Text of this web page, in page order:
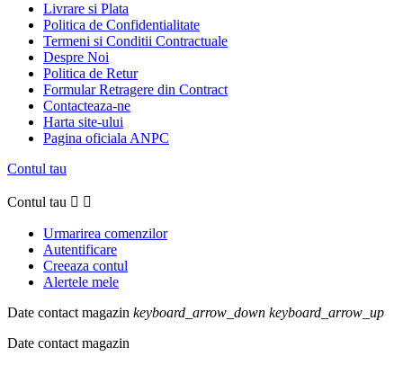
Livrare si Plata
Politica de Confidentialitate
Termeni si Conditii Contractuale
Despre Noi
Politica de Retur
Formular Retragere din Contract
Contacteaza-ne
Harta site-ului
Pagina oficiala ANPC
Contul tau
Contul tau  
Urmarirea comenzilor
Autentificare
Creeaza contul
Alertele mele
Date contact magazin keyboard_arrow_down keyboard_arrow_up
Date contact magazin